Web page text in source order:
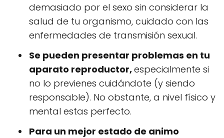
demasiado por el sexo sin considerar la
salud de tu organismo, cuidado con las
enfermedades de transmisión sexual.
Se pueden presentar problemas en tu
aparato reproductor,especialmente si
no lo previenes cuidándote (y siendo
responsable). No obstante, a nivel físico y
mental estas perfecto.
Para un mejor estado de animo